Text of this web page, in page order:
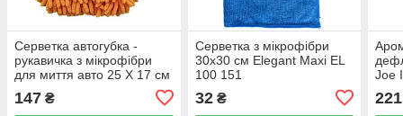
Серветка автогубка -
рукавичка з мікрофібри
для миття авто 25 Х 17 см
Elegant Maxi EL 100 153
147 ₴
Серветка з мікрофібри
30x30 см Elegant Maxi EL
100 151
32₴
Joe
221